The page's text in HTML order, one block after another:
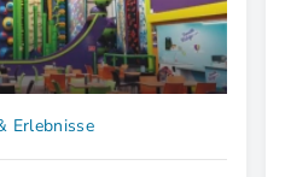
Erlebnisse